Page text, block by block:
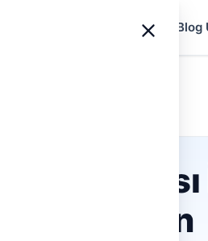
Rehberler Blog
Usta Bulun